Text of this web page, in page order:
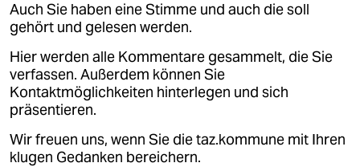
Auch Sie haben eine Stimme und auch die soll
gehört und gelesen werden.
Hier werden alle Kommentare gesammelt, die Sie
verfassen. Außerdem können Sie
Kontaktmöglichkeiten hinterlegen und sich
präsentieren.
Wir freuen uns, wenn Sie die taz.kommune mit Ihren
klugen Gedanken bereichern.